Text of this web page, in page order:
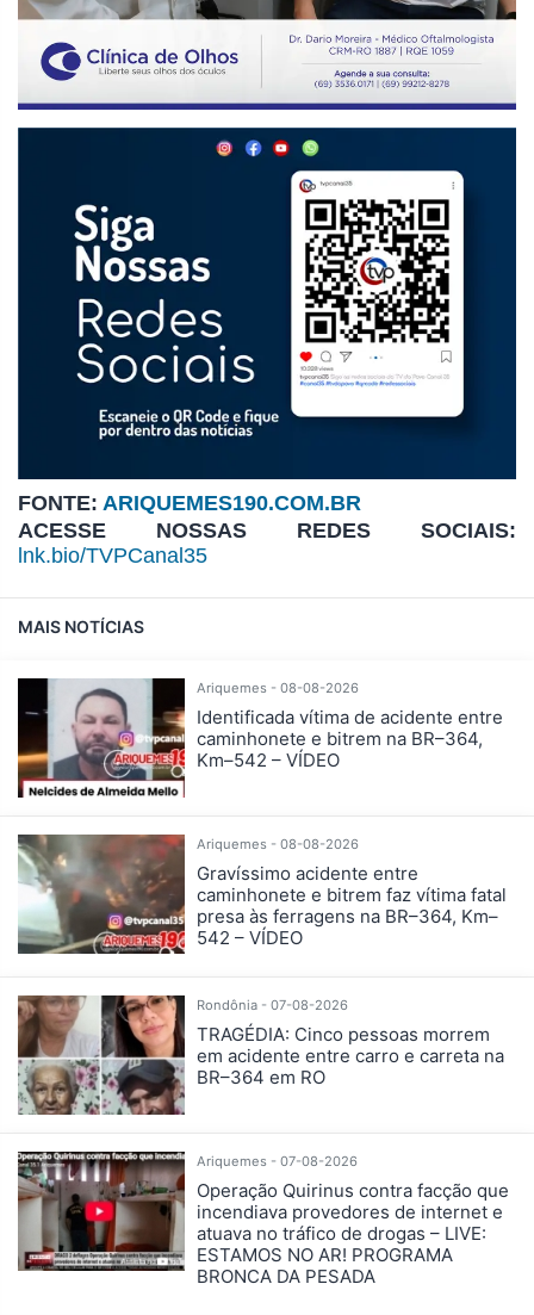
FONTE: ARIQUEMES190.COM.BR
ACESSE NOSSAS REDES SOCIAIS:
lnk.bio/TVPCanal35
MAIS NOTÍCIAS
Ariquemes - 08-08-2026
Identificada vítima de acidente entre
caminhonete e bitrem na BR–364,
Km–542 – VÍDEO
Ariquemes - 08-08-2026
Gravíssimo acidente entre
caminhonete e bitrem faz vítima fatal
presa às ferragens na BR–364, Km–
542 – VÍDEO
Rondônia - 07-08-2026
TRAGÉDIA: Cinco pessoas morrem
em acidente entre carro e carreta na
BR–364 em RO
Ariquemes - 07-08-2026
Operação Quirinus contra facção que
incendiava provedores de internet e
atuava no tráfico de drogas – LIVE:
ESTAMOS NO AR! PROGRAMA
BRONCA DA PESADA